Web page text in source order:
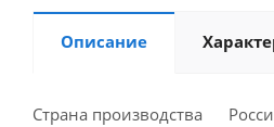
Описание
Страна производства